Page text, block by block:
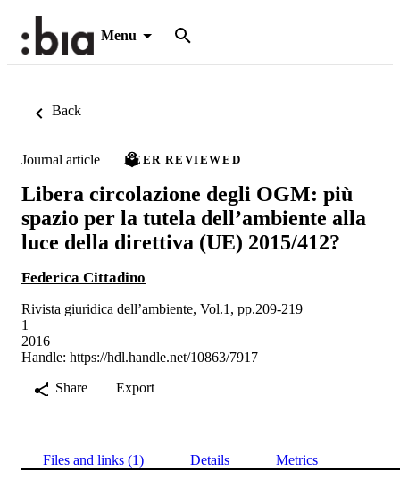
Menu
Back
Journal article PEER REVIEWED
Libera circolazione degli OGM: più
spazio per la tutela dell’ambiente alla
luce della direttiva (UE) 2015/412?
Federica Cittadino
Rivista giuridica dell’ambiente, Vol.1, pp.209-219
1
2016
Handle: https://hdl.handle.net/10863/7917
Share
Export
Files and links (1) Details Metrics